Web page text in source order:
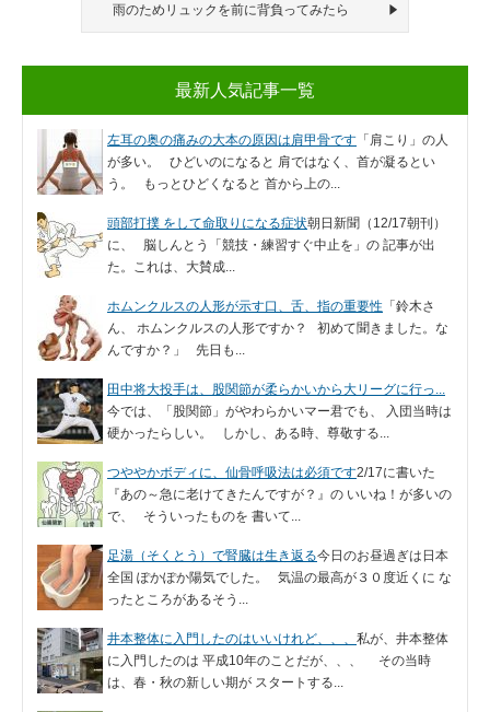
雨のためリュックを前に背負ってみたら
最新人気記事一覧
左耳の奥の痛みの大本の原因は肩甲骨です 「肩こり」の人
が多い。 ひどいのになると 肩ではなく、首が凝るとい
う。 もっとひどくなると 首から上の...
頭部打撲 をして命取りになる症状朝日新聞（12/17朝刊）
に、 脳しんとう「競技・練習すぐ中止を」の 記事が出
た。これは、大賛成...
ホムンクルスの人形が示す口、舌、指の重要性 「鈴木さ
ん、 ホムンクルスの人形ですか？ 初めて聞きました。な
んですか？」 先日も...
田中将大投手は、股関節が柔らかいから大リーグに行っ...
今では、「股関節」がやわらかいマー君でも、 入団当時は
硬かったらしい。 しかし、ある時、尊敬する...
つややかボディに、仙骨呼吸法は必須です2/17に書いた
『あの～急に老けてきたんですが？』の いいね！が多いの
で、 そういったものを 書いて...
足湯（そくとう）で腎臓は生き返る今日のお昼過ぎは日本
全国 ぽかぽか陽気でした。 気温の最高が３０度近くに な
ったところがあるそう...
井本整体に入門したのはいいけれど、、、 私が、井本整体
に入門したのは 平成10年のことだが、、、 その当時
は、春・秋の新しい期が スタートする...